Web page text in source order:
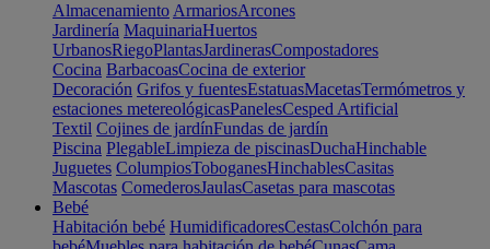
Almacenamiento ArmariosArcones
Jardinería MaquinariaHuertos
UrbanosRiegoPlantasJardinerasCompostadores
Cocina BarbacoasCocina de exterior
Decoración Grifos y fuentesEstatuasMacetasTermómetros y
estaciones metereológicasPanelesCesped Artificial
Textil Cojines de jardínFundas de jardín
Piscina PlegableLimpieza de piscinasDuchaHinchable
Juguetes ColumpiosToboganesHinchablesCasitas
Mascotas ComederosJaulasCasetas para mascotas
Bebé
Habitación bebé HumidificadoresCestasColchón para